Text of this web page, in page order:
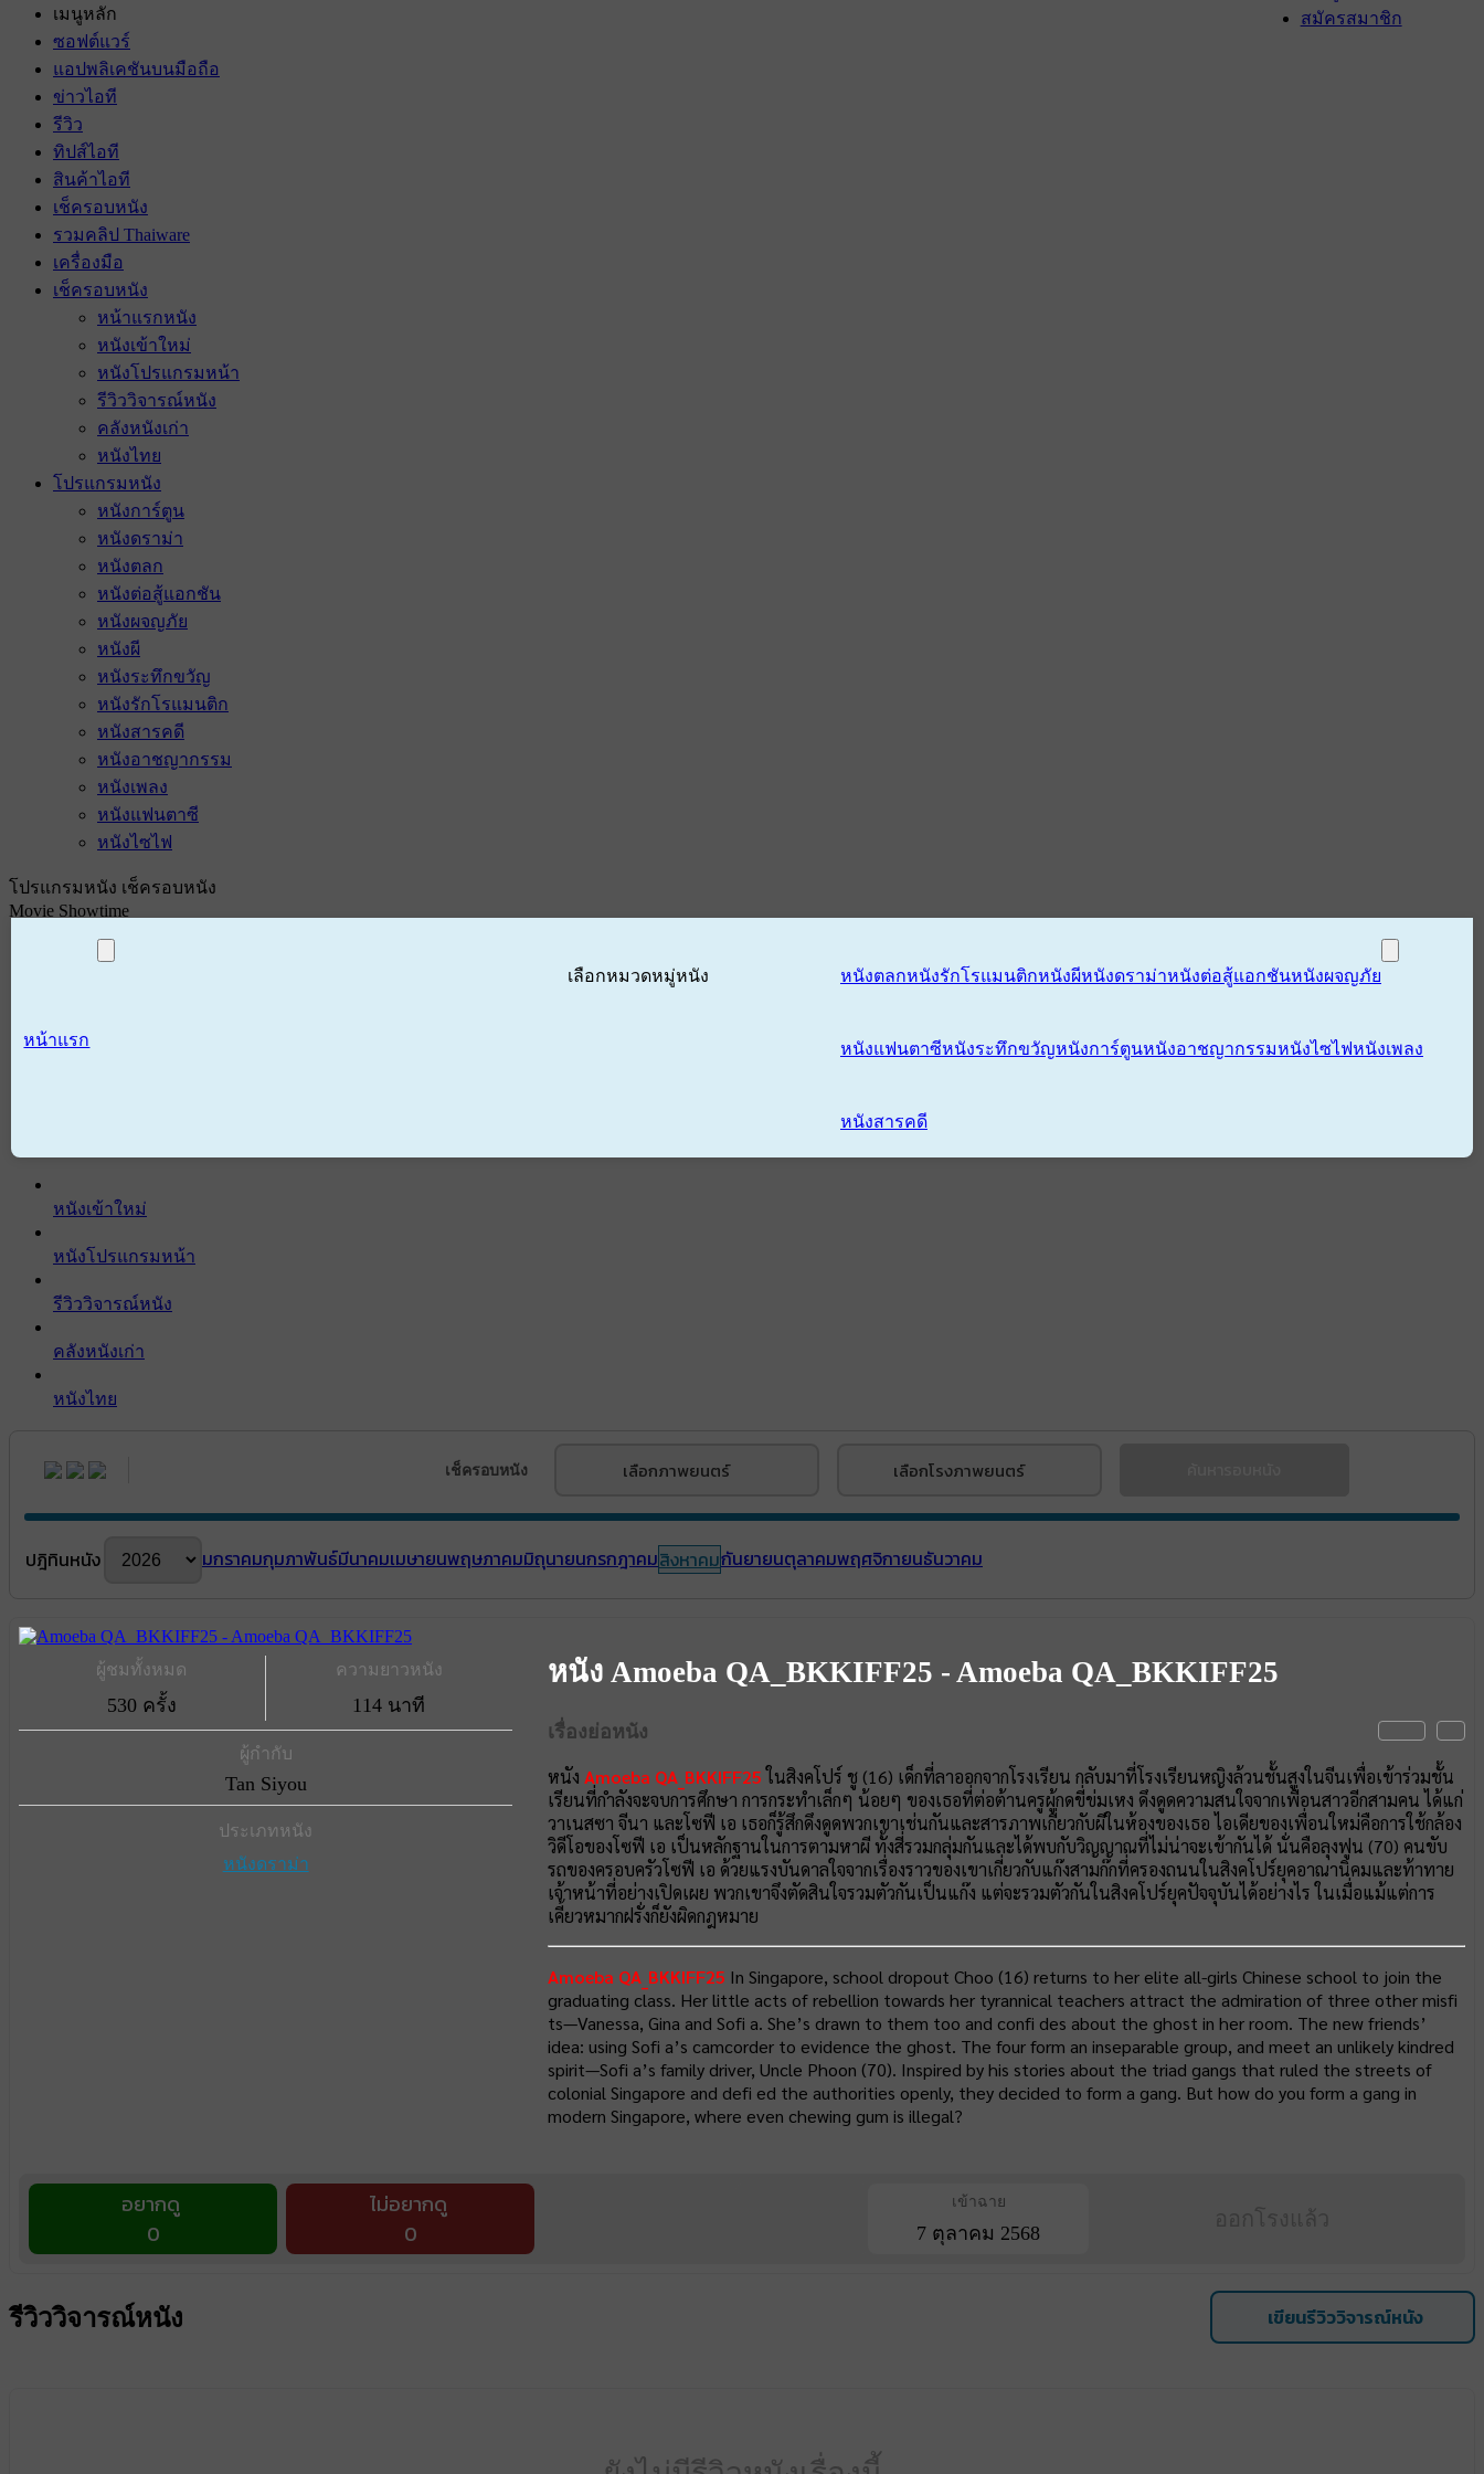
สมัครสมาชิก
เมนูหลัก
ซอฟต์แวร์
แอปพลิเคชันบนมือถือ
ข่าวไอที
รีวิว
ทิปส์ไอที
สินค้าไอที
เช็ครอบหนัง
รวมคลิป Thaiware
เครื่องมือ
เช็ครอบหนัง
หน้าแรกหนัง
หนังเข้าใหม่
หนังโปรแกรมหน้า
รีวิววิจารณ์หนัง
คลังหนังเก่า
หนังไทย
โปรแกรมหนัง
หนังการ์ตูน
หนังดราม่า
หนังตลก
หนังต่อสู้แอกชัน
หนังผจญภัย
หนังผี
หนังระทึกขวัญ
หนังรักโรแมนติก
หนังสารคดี
หนังอาชญากรรม
หนังเพลง
หนังแฟนตาซี
หนังไซไฟ
โปรแกรมหนัง เช็ครอบหนัง
Movie Showtime
หน้าแรก
เลือกหมวดหมู่หนัง หนังตลกหนังรักโรแมนติกหนังผีหนังดราม่าหนังต่อสู้แอกชันหนังผจญภัย
หนังแฟนตาซีหนังระทึกขวัญหนังการ์ตูนหนังอาชญากรรมหนังไซไฟหนังเพลง
หนังสารคดี
หนังเข้าใหม่
หนังโปรแกรมหน้า
รีวิววิจารณ์หนัง
คลังหนังเก่า
หนังไทย
เช็ครอบหนัง เลือกภาพยนตร์ เลือกโรงภาพยนตร์
ปฎิทินหนัง มกราคมกุมภาพันธ์มีนาคมเมษายนพฤษภาคมมิถุนายนกรกฎาคมสิงหาคมกันยายนตุลาคมพฤศจิกายนธันวาคม
ผู้ชมทั้งหมด
530 ครั้ง
ความยาวหนัง
114 นาที
ผู้กำกับ
Tan Siyou
ประเภทหนัง
หนังดราม่า
หนัง Amoeba QA_BKKIFF25 - Amoeba QA_BKKIFF25
เรื่องย่อหนัง
หนังAmoeba QA_BKKIFF25ในสิงคโปร์ ชู (16) เด็กที่ลาออกจากโรงเรียน กลับมาที่โรงเรียนหญิงล้วนชั้นสูงในจีนเพื่อเข้าร่วมชั้น
เรียนที่กำลังจะจบการศึกษา การกระทำเล็กๆ น้อยๆ ของเธอที่ต่อต้านครูผู้กดขี่ข่มเหง ดึงดูดความสนใจจากเพื่อนสาวอีกสามคน ได้แก่
วาเนสซา จีนา และโซฟี เอ เธอก็รู้สึกดึงดูดพวกเขาเช่นกันและสารภาพเกี่ยวกับผีในห้องของเธอ ไอเดียของเพื่อนใหม่คือการใช้กล้อง
วิดีโอของโซฟี เอ เป็นหลักฐานในการตามหาผี ทั้งสี่รวมกลุ่มกันและได้พบกับวิญญาณที่ไม่น่าจะเข้ากันได้ นั่นคือลุงฟูน (70) คนขับ
รถของครอบครัวโซฟี เอ ด้วยแรงบันดาลใจจากเรื่องราวของเขาเกี่ยวกับแก๊งสามก๊กที่ครองถนนในสิงคโปร์ยุคอาณานิคมและท้าทาย
เจ้าหน้าที่อย่างเปิดเผย พวกเขาจึงตัดสินใจรวมตัวกันเป็นแก๊ง แต่จะรวมตัวกันในสิงคโปร์ยุคปัจจุบันได้อย่างไร ในเมื่อแม้แต่การ
เคี้ยวหมากฝรั่งก็ยังผิดกฎหมาย
Amoeba QA_BKKIFF25 In Singapore, school dropout Choo (16) returns to her elite all-girls Chinese school to join the
graduating class. Her little acts of rebellion towards her tyrannical teachers attract the admiration of three other misfi
ts—Vanessa, Gina and Sofi a. She’s drawn to them too and confi des about the ghost in her room. The new friends’
idea: using Sofi a’s camcorder to evidence the ghost. The four form an inseparable group, and meet an unlikely kindred
spirit—Sofi a’s family driver, Uncle Phoon (70). Inspired by his stories about the triad gangs that ruled the streets of
colonial Singapore and defi ed the authorities openly, they decided to form a gang. But how do you form a gang in
modern Singapore, where even chewing gum is illegal?
อยากดู
0
ไม่อยากดู
0
เข้าฉาย
7 ตุลาคม 2568
รีวิววิจารณ์หนัง เขียนรีวิววิจารณ์หนัง